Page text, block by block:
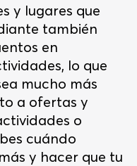
y lugares que
también
en
lo que
mucho más
a ofertas y
o
cuándo
y hacer que tu